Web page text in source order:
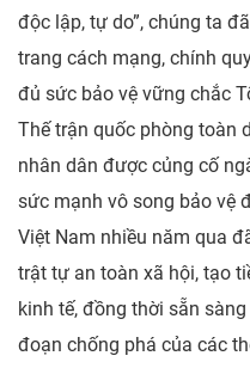
độc lập, tự do”, chúng ta
trang cách mạng, chính
đủ sức bảo vệ vững chắc
Thế trận quốc phòng toàn
nhân dân được củng cố
sức mạnh vô song bảo vệ
Việt Nam nhiều năm qua
trật tự an toàn xã hội, tạo
kinh tế, đồng thời sẵn
đoạn chống phá của các